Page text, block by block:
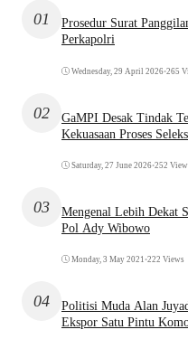
01
Prosedur Surat
Perkapolri
Wednesday, 29 April 2026•265
02
GaMPI Desak Tindak
Kekuasaan Proses
Saturday, 27 June 2026•252
03
Mengenal Lebih Dekat
Pol Ady Wibowo
Monday, 3 May 2021 •222 Views
04
Politisi Muda Alan
Ekspor Satu Pintu